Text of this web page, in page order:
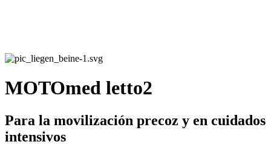
MOTOmed letto2
Para la movilización precoz y en cuidados
intensivos